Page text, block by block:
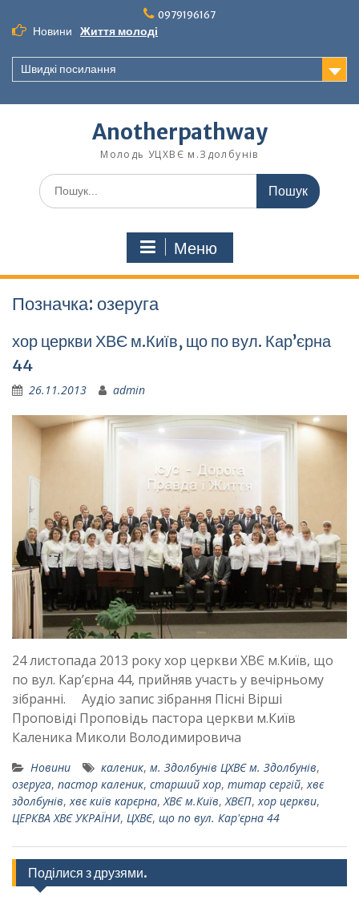
до
вмісту
0979196167
Новини Життя молоді
Швидкі посилання
Anotherpathway
Молодь УЦХВЄ м.Здолбунів
Шукати:
Меню
Позначка: озеруга
хор церкви ХВЄ м.Київ, що по вул. Кар’єрна
44
26.11.2013 admin
24 листопада 2013 року хор церкви ХВЄ м.Київ, що
по вул. Кар’єрна 44, прийняв участь у вечірньому
зібранні. Аудіо запис зібрання Пісні Вірші
Проповіді Проповідь пастора церкви м.Київ
Каленика Миколи Володимировича
Новини каленик, м. Здолбунів ЦХВЄ м. Здолбунів,
озеруга, пастор каленик, старший хор, титар сергій, хвє
здолбунів, хвє київ карєрна, ХВЄ м.Київ, ХВЄП, хор церкви,
ЦЕРКВА ХВЄ УКРАЇНИ, ЦХВЄ, що по вул. Кар'єрна 44
Поділися з друзями.